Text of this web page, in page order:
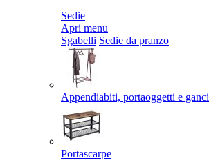
Sedie
Apri menu
Sgabelli Sedie da pranzo
Appendiabiti, portaoggetti e ganci
Portascarpe